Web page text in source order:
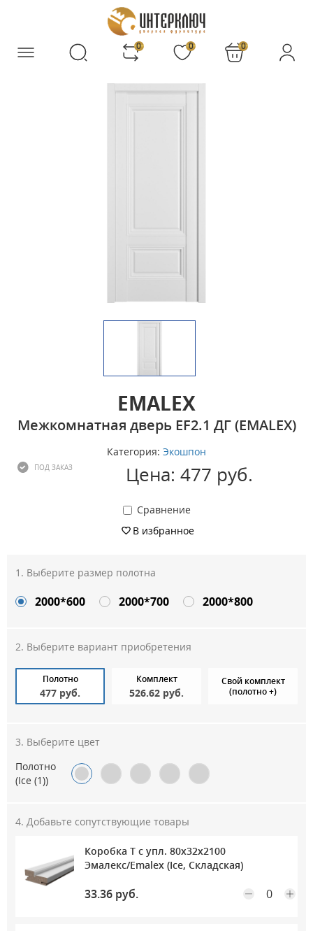
0 0 0
EMALEX
Межкомнатная дверь EF2.1 ДГ (EMALEX)
Категория: Экошпон
ПОД ЗАКАЗ Цена: 477 руб.
Сравнение
В избранное
Выберите размер полотна
2000*600 2000*700 2000*800
Выберите вариант приобретения
Полотно
477 руб.
Комплект
526.62 руб.
Свой комплект
(полотно +)
Выберите цвет
Полотно
(Ice (1))
Добавьте сопутствующие товары
Коробка Т с упл. 80х32х2100
Эмалекс/Emalex (Ice, Складская)
33.36 руб.